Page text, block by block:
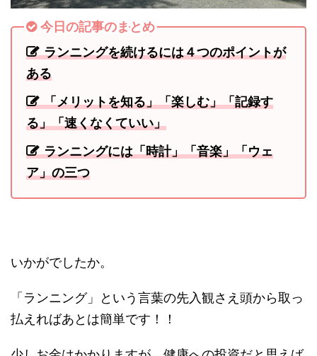
今日の記事のまとめ
ランニングを続けるには４つのポイントが
ある
「メリットを知る」「楽しむ」「記録す
る」「速くなくていい」
ランニングには「時計」「音楽」「ウェ
ア」の三つ
いかがでしたか。
「ランニング」という言葉の先入観さえ頭から取っ
払えればあとは簡単です！！